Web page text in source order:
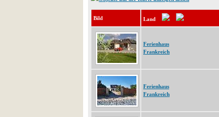
Bild Land
Ferienhaus
Frankreich
Ferienhaus
Frankreich